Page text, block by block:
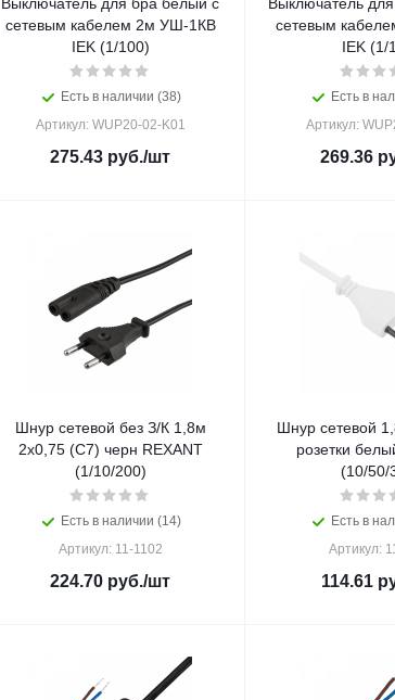
сетевым кабелем 2м УШ-1КВ
IEK (1/100)
Есть в наличии (38)
Артикул: WUP20-02-K01
275.43 руб./шт
сетевым
IEK (1/
Есть в
Артикул:
269.36
Шнур сетевой без З/К 1,8м
2х0,75 (С7) черн REXANT
(1/10/200)
Есть в наличии (14)
Артикул: 11-1102
224.70 руб./шт
Шнур сетевой
розетки
(10/50/
Есть в
Артикул:
114.61